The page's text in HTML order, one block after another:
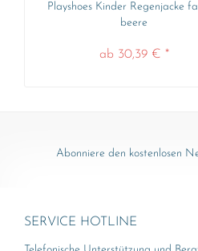
Playshoes Kinder Regenjacke
beere
ab 30,39 € *
Abonniere den kostenlosen
SERVICE HOTLINE